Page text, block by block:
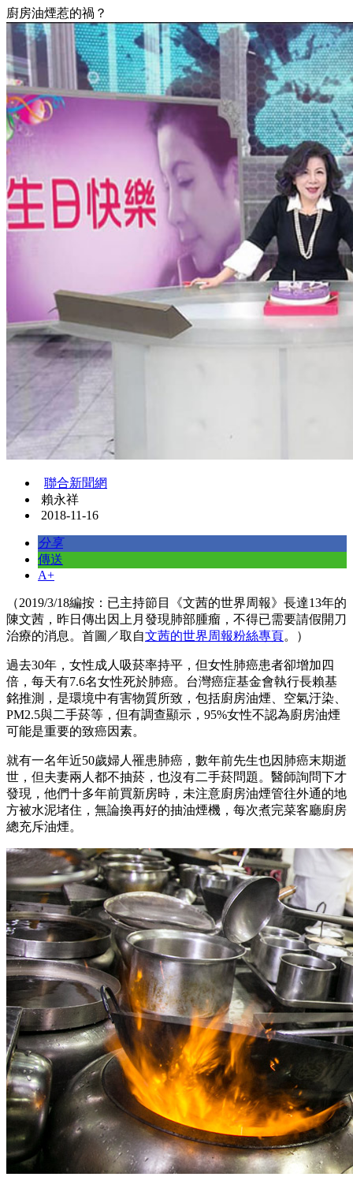
廚房油煙惹的禍？
聯合新聞網
賴永祥
2018-11-16
分享
傳送
A+
（2019/3/18編按：已主持節目《文茜的世界周報》長達13年的
陳文茜，昨日傳出因上月發現肺部腫瘤，不得已需要請假開刀
治療的消息。首圖／取自文茜的世界周報粉絲專頁。）
過去30年，女性成人吸菸率持平，但女性肺癌患者卻增加四
倍，每天有7.6名女性死於肺癌。台灣癌症基金會執行長賴基
銘推測，是環境中有害物質所致，包括廚房油煙、空氣汙染、
PM2.5與二手菸等，但有調查顯示，95%女性不認為廚房油煙
可能是重要的致癌因素。
就有一名年近50歲婦人罹患肺癌，數年前先生也因肺癌末期逝
世，但夫妻兩人都不抽菸，也沒有二手菸問題。醫師詢問下才
發現，他們十多年前買新房時，未注意廚房油煙管往外通的地
方被水泥堵住，無論換再好的抽油煙機，每次煮完菜客廳廚房
總充斥油煙。